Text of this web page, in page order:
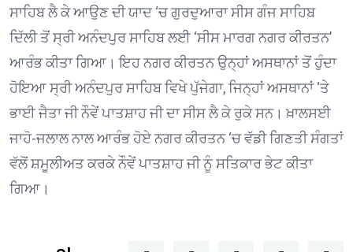
ਸਾਹਿਬ ਲੈ ਕੇ ਆਉਣ ਦੀ ਯਾਦ ‘ਚ ਗੁਰਦੁਆਰਾ ਸੀਸ ਗੰਜ ਸਾਹਿਬ
ਦਿੱਲੀ ਤੋਂ ਸ੍ਰੀ ਅਨੰਦਪੁਰ ਸਾਹਿਬ ਲਈ ‘ਸੀਸ ਮਾਰਗ ਨਗਰ ਕੀਰਤਨ’
ਆਰੰਭ ਕੀਤਾ ਗਿਆ। ਇਹ ਨਗਰ ਕੀਰਤਨ ਉਨ੍ਹਾਂ ਅਸਥਾਨਾਂ ਤੋਂ ਹੁੰਦਾ
ਹੋਇਆ ਸ੍ਰੀ ਅਨੰਦਪੁਰ ਸਾਹਿਬ ਵਿਖੇ ਪੁੱਜੇਗਾ, ਜਿਨ੍ਹਾਂ ਅਸਥਾਨਾਂ ‘ਤੇ
ਭਾਈ ਜੈਤਾ ਜੀ ਨੌਵੇਂ ਪਾਤਸ਼ਾਹ ਜੀ ਦਾ ਸੀਸ ਲੈ ਕੇ ਰੁਕੇ ਸਨ। ਖ਼ਾਲਸਈ
ਜਾਹੋ-ਜਲਾਲ ਨਾਲ ਆਰੰਭ ਹੋਏ ਨਗਰ ਕੀਰਤਨ ‘ਚ ਵੱਡੀ ਗਿਣਤੀ ਸੰਗਤਾਂ
ਵੱਲੋਂ ਸ਼ਮੂਲੀਅਤ ਕਰਕੇ ਨੌਵੇਂ ਪਾਤਸ਼ਾਹ ਜੀ ਨੂੰ ਸਤਿਕਾਰ ਭੇਟ ਕੀਤਾ
ਗਿਆ।